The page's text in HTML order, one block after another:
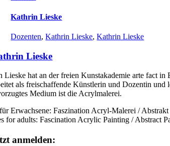
Kathrin Lieske
Dozenten,Kathrin Lieske,Kathrin Lieske
Lieske
Lieske hat an der freien Kunstakademie arte fact
als freischaffende Künstlerin und Dozentin
Medium ist die Acrylmalerei.
Erwachsene: Faszination Acryl-Malerei / Abstrakt
for adults: Fascination Acrylic Painting / Abstract
anmelden: